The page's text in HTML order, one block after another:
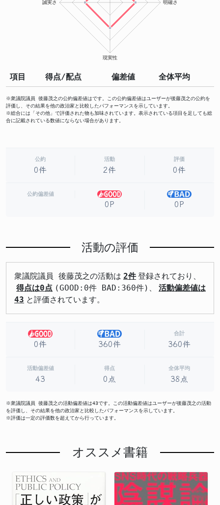
項目 得点/配点 偏差値 全体平均
※衆議院議員 後藤茂之の公約偏差値はです。この公約偏差値はユーザーが後藤茂之の公約を
評価し、その結果を他の政治家と比較したパフォーマンスを示しています。
※総合には「その他」で評価された物も加味されています。表示されている項目を足しても総
合に記載されている数値にならない場合があります。
公約
0件
活動
2件
評価
0件
公約偏差値
0P 0P
活動の評価
衆議院議員 後藤茂之の活動は 2件 登録されており、
得点は0点 (GOOD:0件 BAD:360件)、
活動偏差値は
43 と評価されています。
0件 360件
合計
360件
活動偏差値
43
得点
0点
全体平均
38点
※衆議院議員 後藤茂之の活動偏差値は43です。この活動偏差値はユーザーが後藤茂之の活動
を評価し、その結果を他の政治家と比較したパフォーマンスを示しています。
※評価は一定の評価数を超えてから行っています。
オススメ書籍